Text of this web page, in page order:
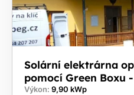
Solární elektrárna
pomocí Green Boxu
Výkon: 9,90 kWp